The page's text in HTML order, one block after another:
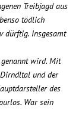
Treibjagd aus
tödlich
dürftig. Insgesamt
wird. Mit
und der
des
War sein